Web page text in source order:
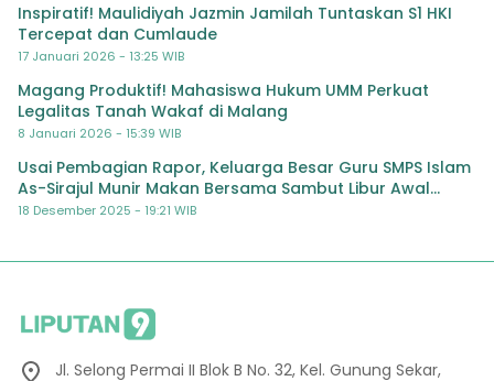
Inspiratif! Maulidiyah Jazmin Jamilah Tuntaskan S1 HKI
Tercepat dan Cumlaude
17 Januari 2026 - 13:25 WIB
Magang Produktif! Mahasiswa Hukum UMM Perkuat
Legalitas Tanah Wakaf di Malang
8 Januari 2026 - 15:39 WIB
Usai Pembagian Rapor, Keluarga Besar Guru SMPS Islam
As-Sirajul Munir Makan Bersama Sambut Libur Awal
Semester
18 Desember 2025 - 19:21 WIB
Jl. Selong Permai II Blok B No. 32, Kel. Gunung Sekar,